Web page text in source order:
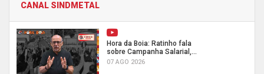
CANAL SINDMETAL
Hora da Boia: Ratinho fala
sobre Campanha Salarial,...
07 AGO 2026